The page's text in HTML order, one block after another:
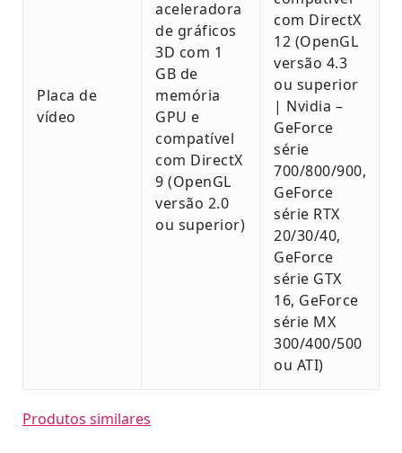
Placa de
vídeo
aceleradora
de gráficos
3D com 1
GB de
memória
GPU e
compatível
com DirectX
9 (OpenGL
versão 2.0
ou superior)
com DirectX
12 (OpenGL
versão 4.3
ou superior
| Nvidia –
GeForce
série
700/800/900,
GeForce
série RTX
20/30/40,
GeForce
série GTX
16, GeForce
série MX
300/400/500
ou ATI)
Produtos similares